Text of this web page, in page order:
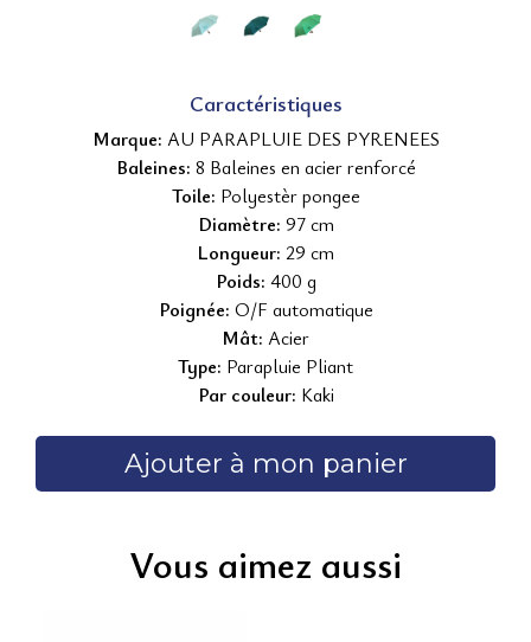
Caractéristiques
Marque: AU PARAPLUIE DES PYRENEES
Baleines: 8 Baleines en acier renforcé
Toile: Polyestèr pongee
Diamètre: 97 cm
Longueur: 29 cm
Poids: 400 g
Poignée: O/F automatique
Mât: Acier
Type: Parapluie Pliant
Par couleur: Kaki
Ajouter à mon panier
Vous aimez aussi